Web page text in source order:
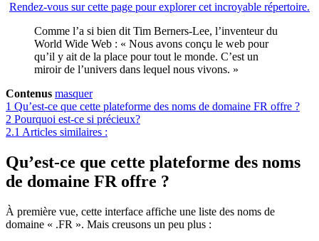
Rendez-vous sur cette page pour explorer cet incroyable répertoire.
Comme l’a si bien dit Tim Berners-Lee, l’inventeur du
World Wide Web : « Nous avons conçu le web pour
qu’il y ait de la place pour tout le monde. C’est un
miroir de l’univers dans lequel nous vivons. »
Contenus masquer
1 Qu’est-ce que cette plateforme des noms de domaine FR offre ?
2 Pourquoi est-ce si précieux?
2.1 Articles similaires :
Qu’est-ce que cette plateforme des noms
de domaine FR offre ?
À première vue, cette interface affiche une liste des noms de
domaine « .FR ». Mais creusons un peu plus :